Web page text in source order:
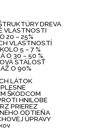
DREVA
VLASTNOSTI
20 – 25%
VLASTNOSTÍ
5 – 7 %
O 30 – 50 %
STÁLOSŤ
O 90%
LÁTOK
ŠKODCOM
HNILOBE
PRIEREZ
ODTIEŇA
ÚPRAVY